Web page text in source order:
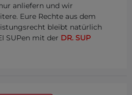
anliefern und wir
Eure Rechte aus dem
bleibt natürlich
SUPen mit der DR. SUP